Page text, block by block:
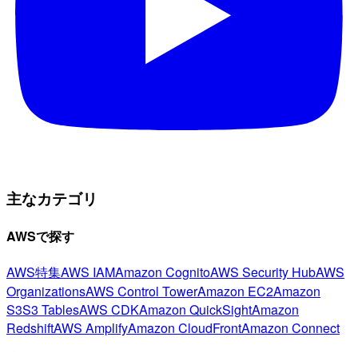
主なカテゴリ
AWSで探す
AWS特集AWS IAMAmazon CognitoAWS Security HubAWS
OrganizationsAWS Control TowerAmazon EC2Amazon
S3S3 TablesAWS CDKAmazon QuickSightAmazon
RedshiftAWS AmplifyAmazon CloudFrontAmazon Connect